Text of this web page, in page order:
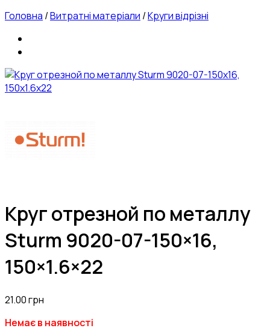
Головна /Витратні матеріали /Круги відрізні
Круг отрезной по металлу
Sturm 9020-07-150×16,
150×1.6×22
21.00грн
Немає в наявності